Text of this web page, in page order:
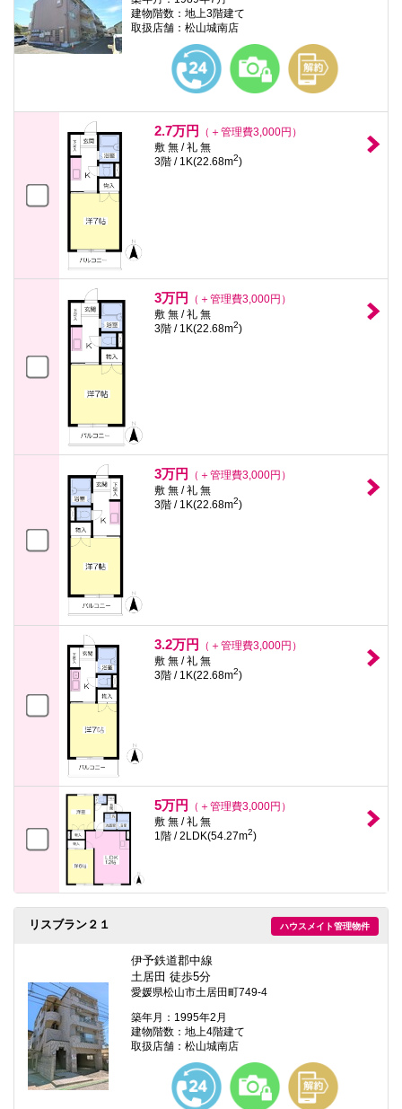
建物階数：地上3階建て
取扱店舗：松山城南店
2.7万円
（＋管理費3,000円）
敷 無 / 礼 無
3階 / 1K(22.68m2)
3万円
（＋管理費3,000円）
敷 無 / 礼 無
3階 / 1K(22.68m2)
3万円
（＋管理費3,000円）
敷 無 / 礼 無
3階 / 1K(22.68m2)
3.2万円
（＋管理費3,000円）
敷 無 / 礼 無
3階 / 1K(22.68m2)
5万円
（＋管理費3,000円）
敷 無 / 礼 無
1階 / 2LDK(54.27m2)
ハウスメイト管理物件
リスブラン２１
伊予鉄道郡中線
土居田 徒歩5分
愛媛県松山市土居田町749-4
築年月：1995年2月
建物階数：地上4階建て
取扱店舗：松山城南店